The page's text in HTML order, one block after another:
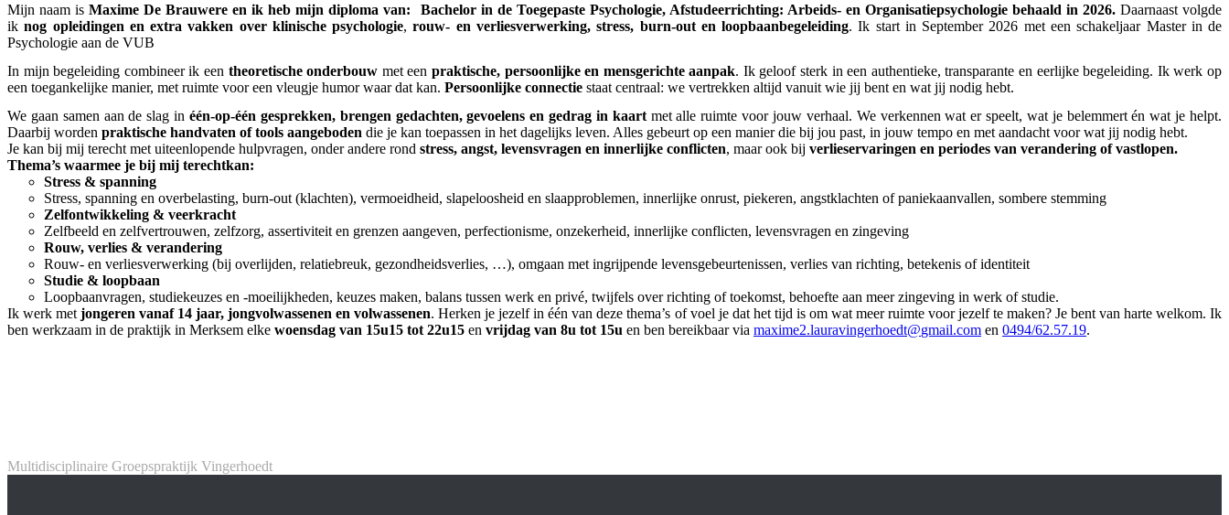
Mijn naam isMaxime De Brauwere en ik heb mijn diploma van: Bachelor in de Toegepaste Psychologie, Afstudeerrichting: Arbeids- en Organisatiepsychologie behaald in 2026.Daarnaast volgde
iknog opleidingen en extra vakken over klinische psychologie,rouw- en verliesverwerking, stress, burn-out en loopbaanbegeleiding. Ik start in September 2026 met een schakeljaar Master in de
Psychologie aan de VUB
In mijn begeleiding combineer ik een theoretische onderbouw met een praktische, persoonlijke en mensgerichte aanpak. Ik geloof sterk in een authentieke, transparante en eerlijke begeleiding. Ik werk op
een toegankelijke manier, met ruimte voor een vleugje humor waar dat kan. Persoonlijke connectie staat centraal: we vertrekken altijd vanuit wie jij bent en wat jij nodig hebt.
We gaan samen aan de slag in één-op-één gesprekken, brengen gedachten, gevoelens en gedrag in kaartmet alle ruimte voor jouw verhaal. We verkennen wat er speelt, wat je belemmert én wat je helpt.
Daarbij worden praktische handvaten of tools aangeboden die je kan toepassen in het dagelijks leven. Alles gebeurt op een manier die bij jou past, in jouw tempo en met aandacht voor wat jij nodig hebt.
Je kan bij mij terecht met uiteenlopende hulpvragen, onder andere rond stress, angst, levensvragen en innerlijke conflicten, maar ook bij verlieservaringen en periodes van verandering of vastlopen.
Thema’s waarmee je bij mij terechtkan:
Stress & spanning
Stress, spanning en overbelasting, burn-out (klachten), vermoeidheid, slapeloosheid en slaapproblemen, innerlijke onrust, piekeren, angstklachten of paniekaanvallen, sombere stemming
Zelfontwikkeling & veerkracht
Zelfbeeld en zelfvertrouwen, zelfzorg, assertiviteit en grenzen aangeven, perfectionisme, onzekerheid, innerlijke conflicten, levensvragen en zingeving
Rouw, verlies & verandering
Rouw- en verliesverwerking (bij overlijden, relatiebreuk, gezondheidsverlies, …), omgaan met ingrijpende levensgebeurtenissen, verlies van richting, betekenis of identiteit
Studie & loopbaan
Loopbaanvragen, studiekeuzes en -moeilijkheden, keuzes maken, balans tussen werk en privé, twijfels over richting of toekomst, behoefte aan meer zingeving in werk of studie.
Ik werk metjongeren vanaf 14 jaar, jongvolwassenen en volwassenen. Herken je jezelf in één van deze thema’s of voel je dat het tijd is om wat meer ruimte voor jezelf te maken? Je bent van harte welkom. Ik
ben werkzaam in de praktijk in Merksem elke woensdag van 15u15 tot 22u15 en vrijdag van 8u tot 15u en ben bereikbaar via maxime2.lauravingerhoedt@gmail.com en 0494/62.57.19.
Multidisciplinaire Groepspraktijk Vingerhoedt